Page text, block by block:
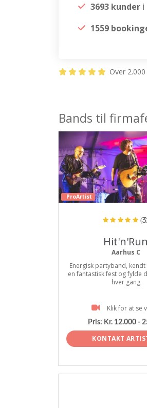
3693 kunder i
1559
Over 2.000
Bands til
ProArtist
Hit'n'Run
Aarhus C
Energisk partyband,
en fantastisk fest og fylde
hver gang
Klik for at se
Pris: Kr. 12.000 -
KONTAKT